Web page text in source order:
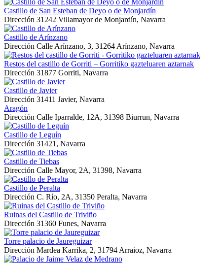
Castillo de San Esteban de Deyo o de Monjardín
Dirección 31242 Villamayor de Monjardín, Navarra
Castillo de Arínzano
Dirección Calle Arínzano, 3, 31264 Arínzano, Navarra
Restos del castillo de Gorriti – Gorritiko gazteluaren aztarnak
Dirección 31877 Gorriti, Navarra
Castillo de Javier
Dirección 31411 Javier, Navarra
Aragón
Dirección Calle Iparralde, 12A, 31398 Biurrun, Navarra
Castillo de Leguín
Dirección 31421, Navarra
Castillo de Tiebas
Dirección Calle Mayor, 2A, 31398, Navarra
Castillo de Peralta
Dirección C. Río, 2A, 31350 Peralta, Navarra
Ruinas del Castillo de Triviño
Dirección 31360 Funes, Navarra
Torre palacio de Jaureguizar
Dirección Mardea Karrika, 2, 31794 Arraioz, Navarra